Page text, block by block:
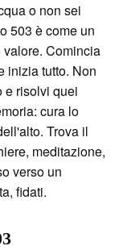
o non sei
503 è come un
Comincia
inizia tutto. Non
e risolvi quei
cura lo
Trova il
meditazione,
verso un
fidati.